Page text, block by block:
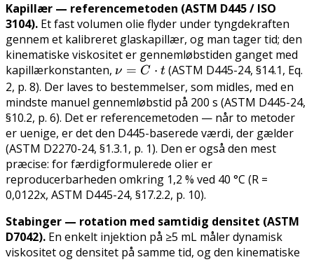
Kapillær — referencemetoden (ASTM D445 / ISO
3104). Et fast volumen olie flyder under tyngdekraften
gennem et kalibreret glaskapillær, og man tager tid; den
kinematiske viskositet er gennemløbstiden ganget med
kapillærkonstanten, \nu
= C
\cdot
t
ν = C ⋅ t(ASTM D445-24, §14.1, Eq.
2, p. 8). Der laves to bestemmelser, som midles, med en
mindste manuel gennemløbstid på 200 s (ASTM D445-24,
§10.2, p. 6). Det er referencemetoden — når to metoder
er uenige, er det den D445-baserede værdi, der gælder
(ASTM D2270-24, §1.3.1, p. 1). Den er også den mest
præcise: for færdigformulerede olier er
reproducerbarheden omkring 1,2 % ved 40 °C (R =
0,0122x, ASTM D445-24, §17.2.2, p. 10).
Stabinger — rotation med samtidig densitet (ASTM
D7042). En enkelt injektion på ≥5 mL måler dynamisk
viskositet og densitet på samme tid, og den kinematiske